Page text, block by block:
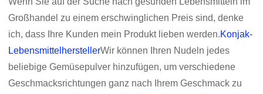
Großhandel zu einem erschwinglichen Preis sind, denke
ich, dass Ihre Kunden mein Produkt lieben werden.Konjak-
LebensmittelherstellerWir können Ihren Nudeln jedes
beliebige Gemüsepulver hinzufügen, um verschiedene
Geschmacksrichtungen ganz nach Ihrem Geschmack zu